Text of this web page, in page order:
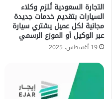
التجارة السعودية تُلزم وكلاء
السيارات بتقديم خدمات جديدة
مجانية لكل عميل يشتري سيارة
عبر الوكيل أو الموزع الرسمي
19 أغسطس، 2025